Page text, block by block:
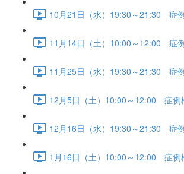
10月21日（水）19:30～21:30 症
11月14日（土）10:00～12:00 症
11月25日（水）19:30～21:30 症
12月5日（土）10:00～12:00 症例
12月16日（水）19:30～21:30 症
1月16日（土）10:00～12:00 症例